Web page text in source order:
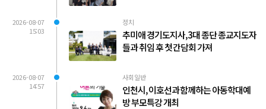
2026-08-07
15:03
정치
추미애 경기도지사, 3대 종단 종교지도자
들과 취임 후 첫 간담회 가져
2026-08-07
14:57
사회일반
인천시, 이호선과 함께하는 아동학대예
방 부모특강 개최